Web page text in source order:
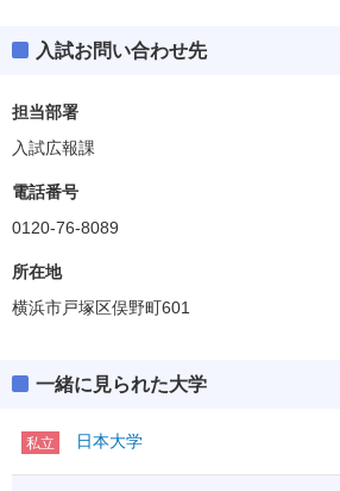
偏差値
健康薬
漢方薬
臨床薬
入試お問い合わせ先
担当部署
入試広報課
電話番号
0120-76-8089
所在地
横浜市戸塚区俣野町601
一緒に見られた大学
私立 日本大学